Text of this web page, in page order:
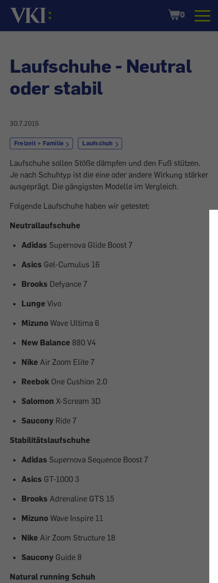
Startseite
Shopping
Cart
0
Laufschuhe - Neutral
oder stabil
30.7.2015
Freizeit + Familie Laufschuh
Laufschuhe sollen Stöße dämpfen und den Fuß stützen.
Je nach Schuhtyp ist die eine oder andere Wirkung stärker
ausgeprägt. Die gängigsten Modelle im Vergleich.
Folgende Laufschuhe haben wir getestet:
Neutrallaufschuhe
Adidas Supernova Glide Boost 7
Asics Gel-Cumulus 16
Brooks Defyance 7
Lunge Vivo
Mizuno Wave Ultima 6
New Balance 880 V4
Nike Air Zoom Elite 7
Reebok One Cushion 2.0
Salomon X-Scream 3D
Saucony Ride 7
Stabilitätslaufschuhe
Adidas Supernova Sequence Boost 7
Asics GT-1000 3
Brooks Adrenaline GTS 15
Mizuno Wave Inspire 11
Nike Air Zoom Structure 18
Saucony Guide 8
Natural running Schuh